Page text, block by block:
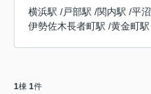
横浜駅 /戸部駅 /関内駅 /平
伊勢佐木長者町駅 /黄金町駅
1棟 1件